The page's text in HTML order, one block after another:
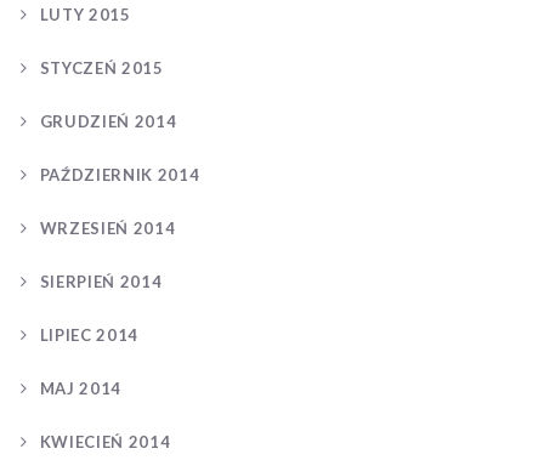
LUTY 2015
STYCZEŃ 2015
GRUDZIEŃ 2014
PAŹDZIERNIK 2014
WRZESIEŃ 2014
SIERPIEŃ 2014
LIPIEC 2014
MAJ 2014
KWIECIEŃ 2014